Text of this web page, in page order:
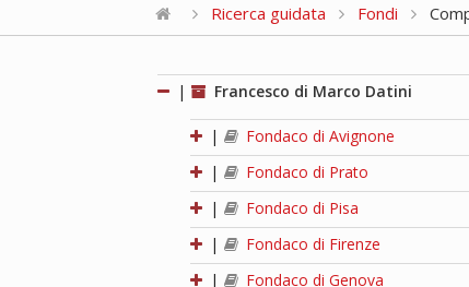
Ricerca guidata Fondi
| Francesco di Marco Datini
|
Fondaco di Avignone
|
Fondaco di Prato
|
Fondaco di Pisa
|
Fondaco di Firenze
|
Fondaco di Genova